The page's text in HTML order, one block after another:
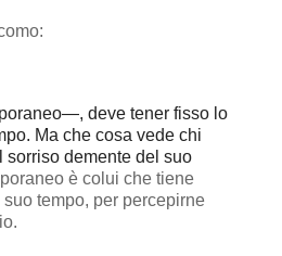
—, deve tener fisso lo
Ma che cosa vede chi
sorriso demente del suo
è colui che tiene
tempo, per percepirne